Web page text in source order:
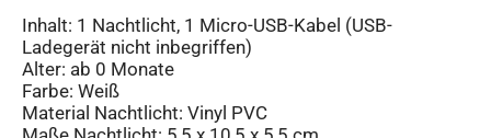
Inhalt: 1 Nachtlicht, 1 Micro-USB-Kabel (USB-
Ladegerät nicht inbegriffen)
Alter: ab 0 Monate
Farbe: Weiß
Material Nachtlicht: Vinyl PVC